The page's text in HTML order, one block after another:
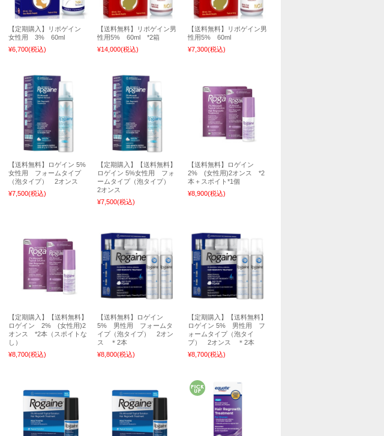
【定期購入】リポゲイン
女性用 3% 60ml
¥6,700(税込)
【送料無料】リポゲイン男
性用5% 60ml *2箱
¥14,000(税込)
【送料無料】リポゲイン男
性用5% 60ml
¥7,300(税込)
【送料無料】ロゲイン 5%
女性用 フォームタイプ
（泡タイプ） 2オンス
¥7,500(税込)
【定期購入】【送料無料】
ロゲイン 5%女性用 フォ
ームタイプ（泡タイプ）
2オンス
¥7,500(税込)
【送料無料】ロゲイン
2% (女性用)2オンス *2
本＋スポイト*1個
¥8,900(税込)
【定期購入】【送料無料】
ロゲイン 2% (女性用)2
オンス *2本（スポイトな
し）
¥8,700(税込)
【送料無料】ロゲイン
5% 男性用 フォームタ
イプ（泡タイプ） 2オン
ス ＊2本
¥8,800(税込)
【定期購入】【送料無料】
ロゲイン 5% 男性用 フ
ォームタイプ（泡タイ
プ） 2オンス ＊2本
¥8,700(税込)